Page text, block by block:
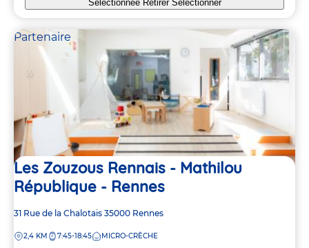
Sélectionnée Retirer Sélectionner
Partenaire
Les Zouzous Rennais - Mathilou
République - Rennes
Adresse
la
31 Rue de la Chalotais 35000 Rennes
DISTANCE
2,4 KM 7:45-18:45 MICRO-CRÈCHE